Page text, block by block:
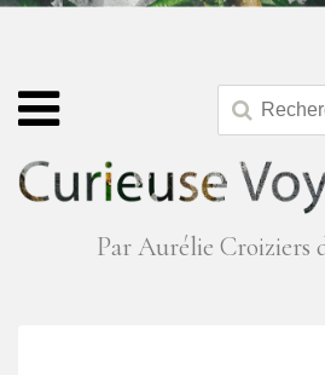
Par Aurélie Croiziers